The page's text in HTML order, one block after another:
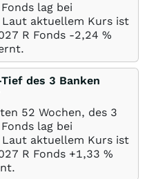
lag bei
aktuellem Kurs ist
R Fonds -2,24 %
des 3 Banken
52 Wochen, des 3
lag bei
aktuellem Kurs ist
R Fonds +1,33 %